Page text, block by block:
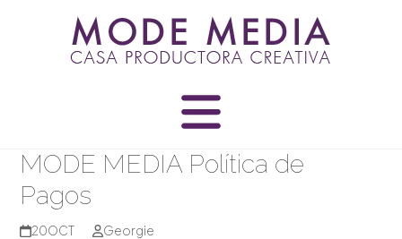
MODE MEDIA Política de
Pagos
20OCT Georgie